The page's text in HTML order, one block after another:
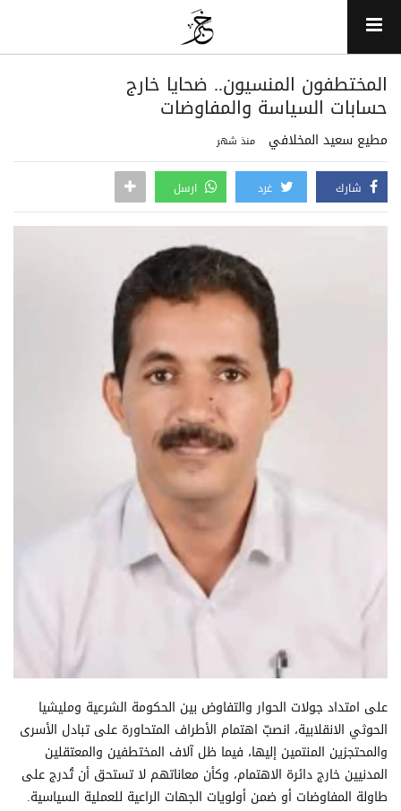
المختطفون المنسيون.. ضحايا خارج
حسابات السياسة والمفاوضات
مطيع سعيد المخلافي منذ شهر
شارك غرد ارسل
على امتداد جولات الحوار والتفاوض بين الحكومة الشرعية ومليشيا
الحوثي الانقلابية، انصبّ اهتمام الأطراف المتحاورة على تبادل الأسرى
والمحتجزين المنتمين إليها، فيما ظل آلاف المختطفين والمعتقلين
المدنيين خارج دائرة الاهتمام، وكأن معاناتهم لا تستحق أن تُدرج على
طاولة المفاوضات أو ضمن أولويات الجهات الراعية للعملية السياسية.